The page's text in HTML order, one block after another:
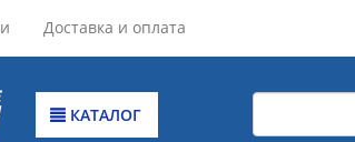
Доставка и оплата
КАТАЛОГ